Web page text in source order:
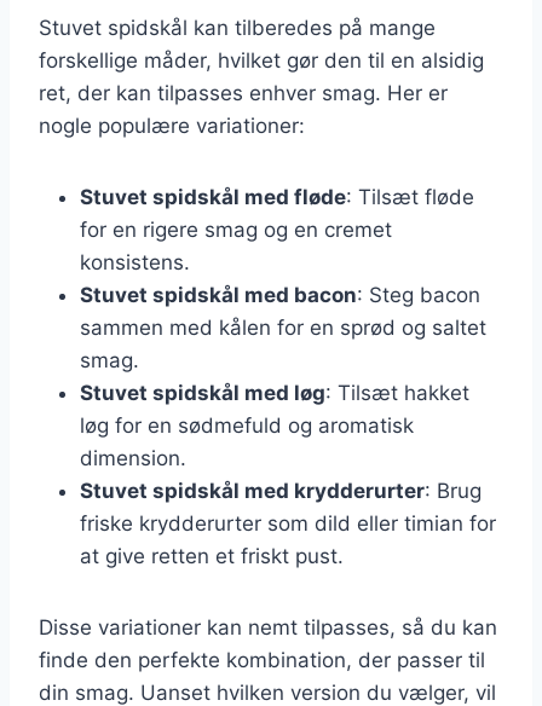
Stuvet spidskål kan tilberedes på mange
forskellige måder, hvilket gør den til en alsidig
ret, der kan tilpasses enhver smag. Her er
nogle populære variationer:
Stuvet spidskål med fløde: Tilsæt fløde
for en rigere smag og en cremet
konsistens.
Stuvet spidskål med bacon: Steg bacon
sammen med kålen for en sprød og saltet
smag.
Stuvet spidskål med løg: Tilsæt hakket
løg for en sødmefuld og aromatisk
dimension.
Stuvet spidskål med krydderurter: Brug
friske krydderurter som dild eller timian for
at give retten et friskt pust.
Disse variationer kan nemt tilpasses, så du kan
finde den perfekte kombination, der passer til
din smag. Uanset hvilken version du vælger, vil